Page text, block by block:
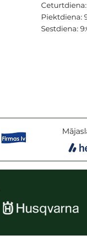
Ceturtdiena:
Piektdiena:
Sestdiena: